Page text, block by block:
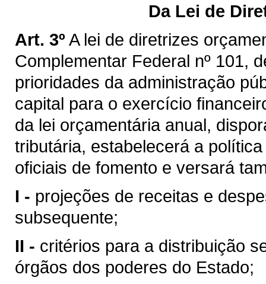
Da Lei de
Art. 3º A lei de diretrizes
Complementar Federal nº 101,
prioridades da administração
capital para o exercício
da lei orçamentária anual,
tributária, estabelecerá a
oficiais de fomento e versará
I - projeções de receitas e
subsequente;
II - critérios para a distribuição
órgãos dos poderes do Estado;